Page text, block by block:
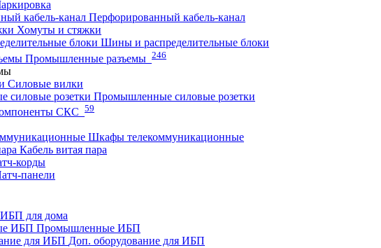
Перфорированный кабель-канал
Хомуты и стяжки
Шины и распределительные блоки
Промышленные разъемы 246
Силовые вилки
Промышленные силовые розетки
СКС 59
Шкафы телекоммуникационные
Кабель витая пара
корды
панели
ИБП для дома
Промышленные ИБП
Доп. оборудование для ИБП